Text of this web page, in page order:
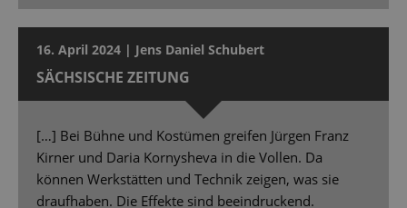
16. April 2024 | Jens Daniel Schubert
SÄCHSISCHE ZEITUNG
[…] Bei Bühne und Kostümen greifen Jürgen Franz
Kirner und Daria Kornysheva in die Vollen. Da
können Werkstätten und Technik zeigen, was sie
draufhaben. Die Effekte sind beeindruckend.